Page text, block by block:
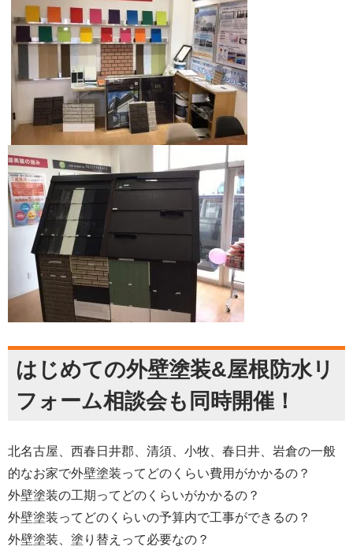
はじめての外壁塗装&屋根防水リ
フォーム相談会も同時開催！
北名古屋、西春日井郡、清須、小牧、春日井、岩倉の一般
的なお家で外壁塗装ってどのくらい費用がかかるの？
外壁塗装の工期ってどのくらいがかかるの？
外壁塗装ってどのくらいの予算内で工事ができるの？
外壁塗装、 塗り替えって必要なの？